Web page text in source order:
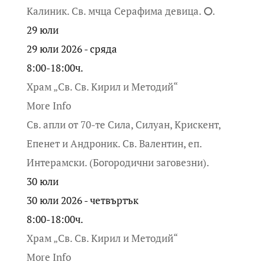
Калиник. Св. мчца Серафима девица. ⭘.
29юли
29 юли 2026 - сряда
8:00-18:00ч.
Храм „Св. Св. Кирил и Методий“
More Info
Св. апли от 70-те Сила, Силуан, Крискент,
Епенет и Андроник. Св. Валентин, еп.
Интерамски. (Богородични заговезни).
30юли
30 юли 2026 - четвъртък
8:00-18:00ч.
Храм „Св. Св. Кирил и Методий“
More Info